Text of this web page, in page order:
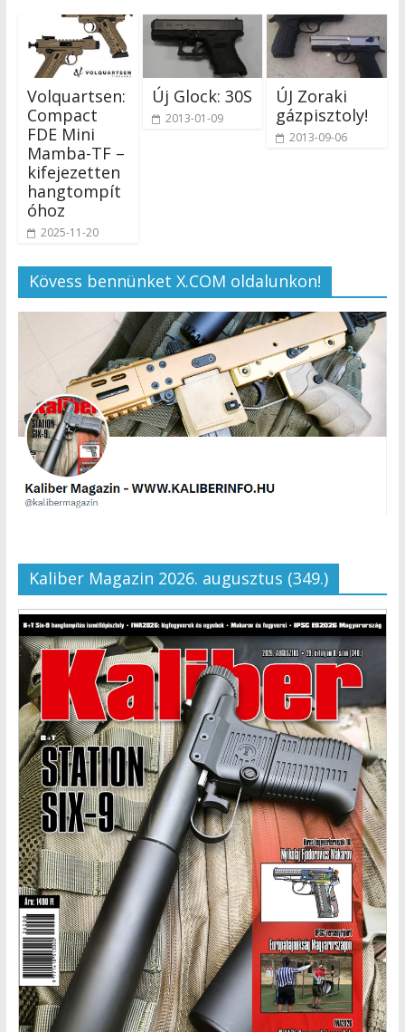
Volquartsen:
Compact
FDE Mini
Mamba-TF –
kifejezetten
hangtompít
óhoz
2025-11-20
Új Glock: 30S
2013-01-09
ÚJ Zoraki
gázpisztoly!
2013-09-06
Kövess bennünket X.COM oldalunkon!
Kaliber Magazin 2026. augusztus (349.)